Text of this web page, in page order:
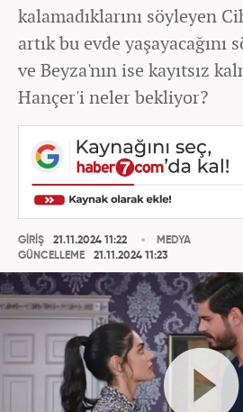
kalamadıklarını söyleyen
artık bu evde yaşayacağını
ve Beyza'nın ise kayıtsız
Hançer'i neler bekliyor?
GİRİŞ
21.11.2024 11:22
GÜNCELLEME
21.11.2024 11:23
MEDYA